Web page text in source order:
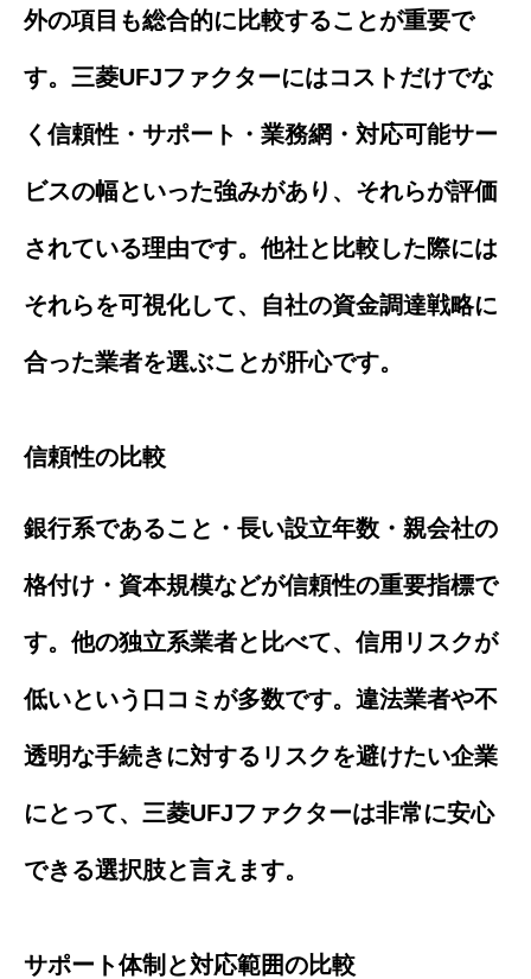
外の項目も総合的に比較することが重要で
す。三菱UFJファクターにはコストだけでな
く信頼性・サポート・業務網・対応可能サー
ビスの幅といった強みがあり、それらが評価
されている理由です。他社と比較した際には
それらを可視化して、自社の資金調達戦略に
合った業者を選ぶことが肝心です。
信頼性の比較
銀行系であること・長い設立年数・親会社の
格付け・資本規模などが信頼性の重要指標で
す。他の独立系業者と比べて、信用リスクが
低いという口コミが多数です。違法業者や不
透明な手続きに対するリスクを避けたい企業
にとって、三菱UFJファクターは非常に安心
できる選択肢と言えます。
サポート体制と対応範囲の比較